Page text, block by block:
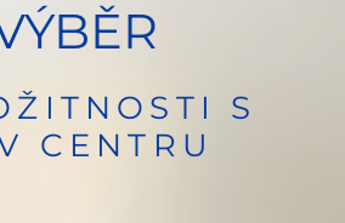
S
CENTRU